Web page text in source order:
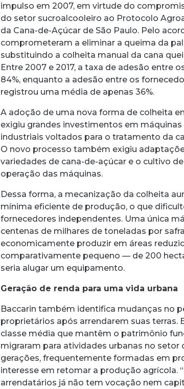
impulso em 2007, em virtude do
do setor sucroalcooleiro ao Protocolo
da Cana-de-Açúcar de São Paulo. Pelo
comprometeram a eliminar a queima da
substituindo a colheita manual da cana
Entre 2007 e 2017, a taxa de adesão entre
84%, enquanto a adesão entre os
registrou uma média de apenas 36%.
A adoção de uma nova forma de colheita
exigiu grandes investimentos em
industriais voltados para o tratamento da
O novo processo também exigiu
variedades de cana-de-açúcar e o cultivo
operação das máquinas.
Dessa forma, a mecanização da colheita
mínima eficiente de produção, o que
fornecedores independentes. Uma única
centenas de milhares de toneladas por
economicamente produzir em áreas
comparativamente pequeno — de 200
seria alugar um equipamento.
Geração de renda para uma vida urbana
Baccarin também identifica mudanças no
proprietários após arrendarem suas terras.
classe média que mantêm o patrimônio
migraram para atividades urbanas no setor
gerações, frequentemente formadas em
interesse em retomar a produção agrícola.
arrendatários já não tem vocação nem